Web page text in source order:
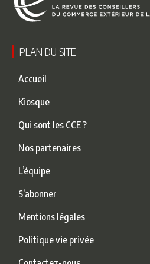
PLAN DU SITE
Accueil
Kiosque
Qui sont les CCE ?
Nos partenaires
L’équipe
S’abonner
Mentions légales
Politique vie privée